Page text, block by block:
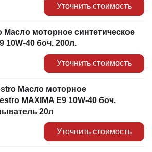
Уточнить стоимость
Масло моторное синтетическое
10W-40 боч. 200л.
Уточнить стоимость
Масло моторное
MAXIMA E9 10W-40 боч.
20л
Уточнить стоимость